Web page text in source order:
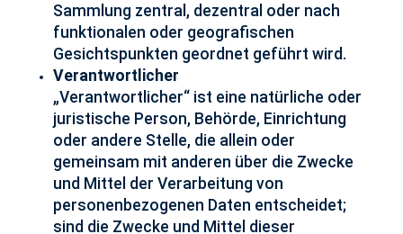
Sammlung zentral, dezentral oder nach
funktionalen oder geografischen
Gesichtspunkten geordnet geführt wird.
Verantwortlicher
„Verantwortlicher“ ist eine natürliche oder
juristische Person, Behörde, Einrichtung
oder andere Stelle, die allein oder
gemeinsam mit anderen über die Zwecke
und Mittel der Verarbeitung von
personenbezogenen Daten entscheidet;
sind die Zwecke und Mittel dieser